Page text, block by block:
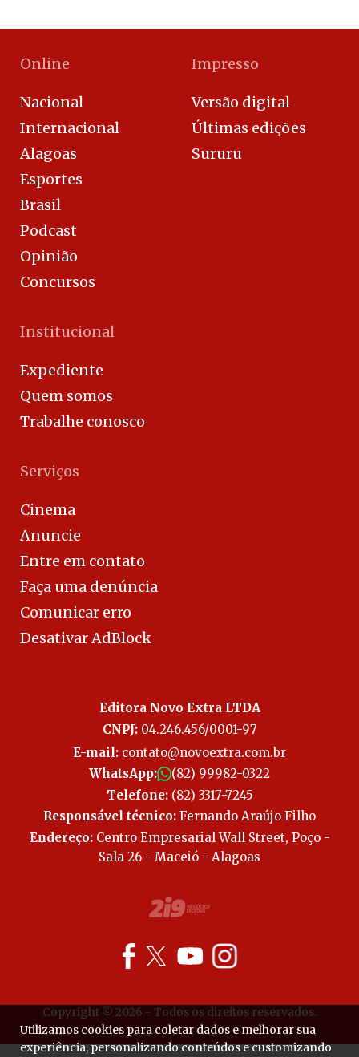
Online
Nacional
Internacional
Alagoas
Esportes
Brasil
Podcast
Opinião
Concursos
Impresso
Versão digital
Últimas edições
Sururu
Institucional
Expediente
Quem somos
Trabalhe conosco
Serviços
Cinema
Anuncie
Entre em contato
Faça uma denúncia
Comunicar erro
Desativar AdBlock
Editora Novo Extra LTDA
CNPJ:04.246.456/0001-97
E-mail: contato@novoextra.com.br
WhatsApp:
(82) 99982-0322
Telefone:(82) 3317-7245
Responsável técnico: Fernando Araújo Filho
Endereço:Centro Empresarial Wall Street, Poço -
Sala 26 - Maceió - Alagoas
Copyright © 2026 - Todos os direitos reservados.
Utilizamos cookies para coletar dados e melhorar sua
experiência, personalizando conteúdos e customizando